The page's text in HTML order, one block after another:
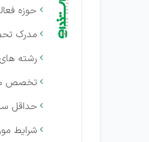
 حوزه
 مدرک
 رشته
 تخصص
 حداقل
 شرایط